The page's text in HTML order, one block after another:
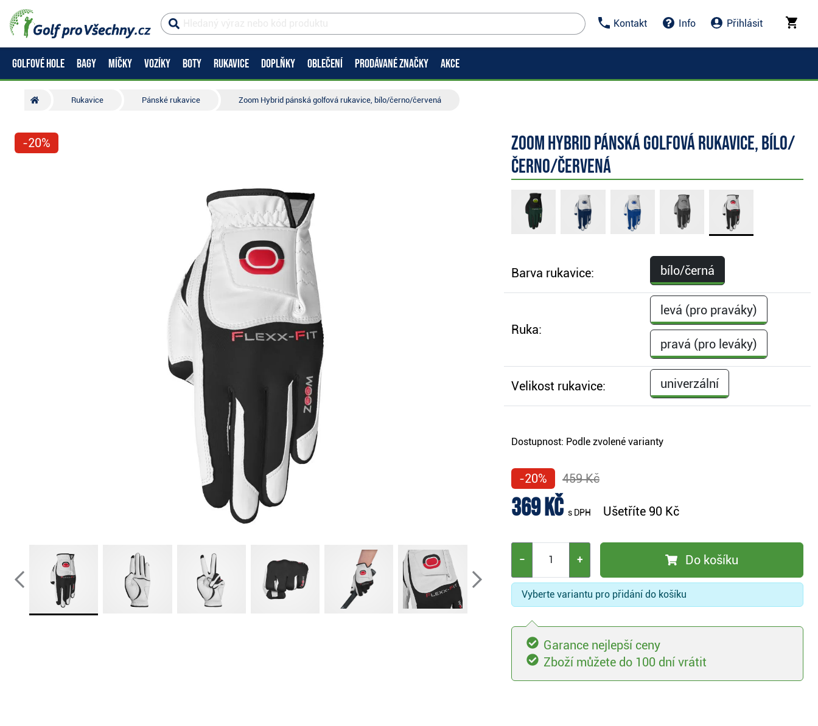
Kontakt Info Přihlásit
GOLFOVÉ HOLE BAGY MÍČKY VOZÍKY BOTY RUKAVICE DOPLŇKY OBLEČENÍ PRODÁVANÉ ZNAČKY AKCE
Rukavice Pánské rukavice Zoom Hybrid pánská golfová rukavice, bílo/černo/červená
-20%
Zoom Hybrid pánská golfová rukavice, bílo/
černo/červená
Barva rukavice: bílo/černá
Ruka:
levá (pro praváky)
pravá (pro leváky)
Velikost rukavice: univerzální
Dostupnost: Podle zvolené varianty
-20% 459 Kč
369 Kč s DPH Ušetříte 90 Kč
− + Do košíku
Vyberte variantu pro přidání do košíku
Garance nejlepší ceny
Zboží můžete do 100 dní vrátit